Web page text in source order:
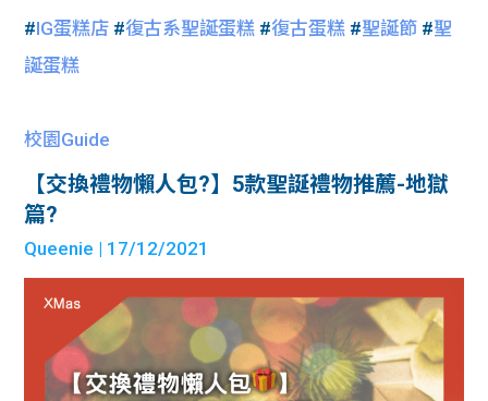
#IG蛋糕店 #復古系聖誕蛋糕 #復古蛋糕 #聖誕節 #聖
誕蛋糕
校園Guide
【交換禮物懶人包?】5款聖誕禮物推薦-地獄
篇?
Queenie | 17/12/2021